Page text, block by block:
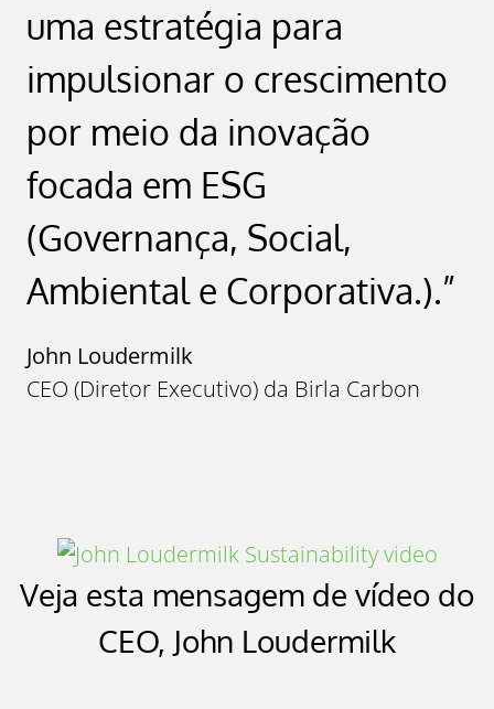
uma estratégia para
impulsionar o crescimento
por meio da inovação
focada em ESG
(Governança, Social,
Ambiental e Corporativa.).”
John Loudermilk
CEO (Diretor Executivo) da Birla Carbon
Veja esta mensagem de vídeo do
CEO, John Loudermilk